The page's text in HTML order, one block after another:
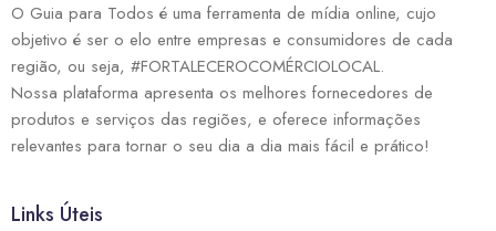
O Guia para Todos é uma ferramenta de mídia online, cujo
objetivo é ser o elo entre empresas e consumidores de cada
região, ou seja, #FORTALECEROCOMÉRCIOLOCAL.
Nossa plataforma apresenta os melhores fornecedores de
produtos e serviços das regiões, e oferece informações
relevantes para tornar o seu dia a dia mais fácil e prático!
Links Úteis